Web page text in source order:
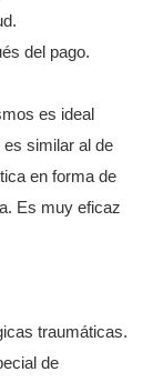
del pago.
es ideal
es similar al de
en forma de
Es muy eficaz
traumáticas.
de